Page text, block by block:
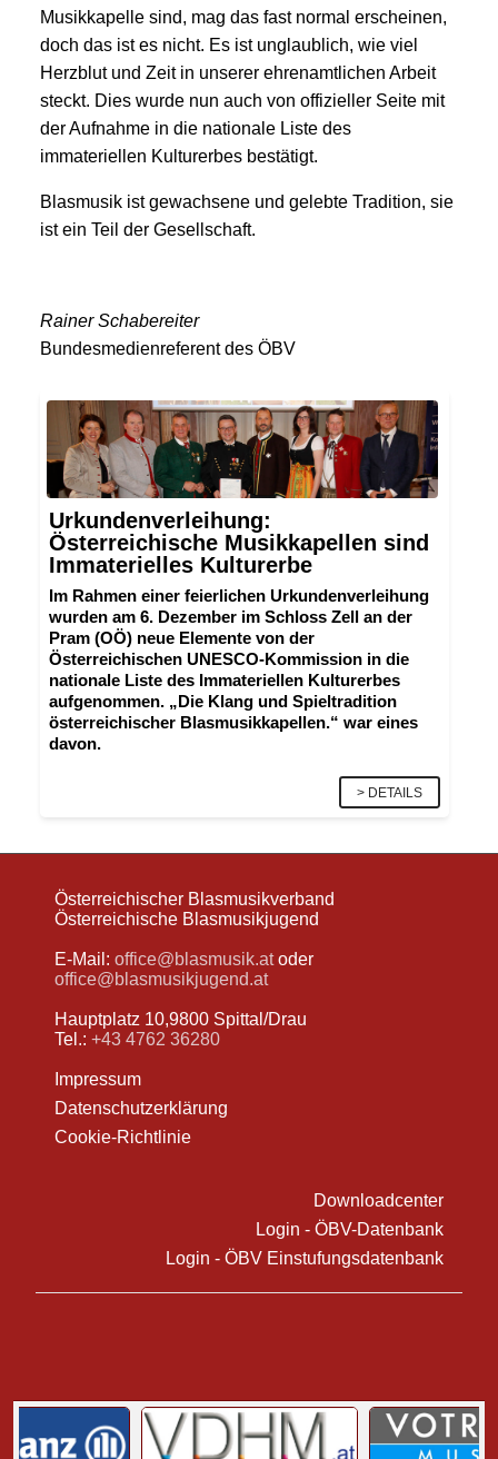
Musikkapelle sind, mag das fast normal erscheinen,
doch das ist es nicht. Es ist unglaublich, wie viel
Herzblut und Zeit in unserer ehrenamtlichen Arbeit
steckt. Dies wurde nun auch von offizieller Seite mit
der Aufnahme in die nationale Liste des
immateriellen Kulturerbes bestätigt.
Blasmusik ist gewachsene und gelebte Tradition, sie
ist ein Teil der Gesellschaft.
Rainer Schabereiter
Bundesmedienreferent des ÖBV
Urkundenverleihung:
Österreichische Musikkapellen sind
Immaterielles Kulturerbe
Im Rahmen einer feierlichen Urkundenverleihung
wurden am 6. Dezember im Schloss Zell an der
Pram (OÖ) neue Elemente von der
Österreichischen UNESCO-Kommission in die
nationale Liste des Immateriellen Kulturerbes
aufgenommen. „Die Klang und Spieltradition
österreichischer Blasmusikkapellen.“ war eines
davon.
> DETAILS
Österreichischer Blasmusikverband
Österreichische Blasmusikjugend
E-Mail: office@blasmusik.atoder
office@blasmusikjugend.at
Hauptplatz 10,9800 Spittal/Drau
Tel.: +43 4762 36280
Impressum
Datenschutzerklärung
Cookie-Richtlinie
Downloadcenter
Login - ÖBV-Datenbank
Login - ÖBV Einstufungsdatenbank